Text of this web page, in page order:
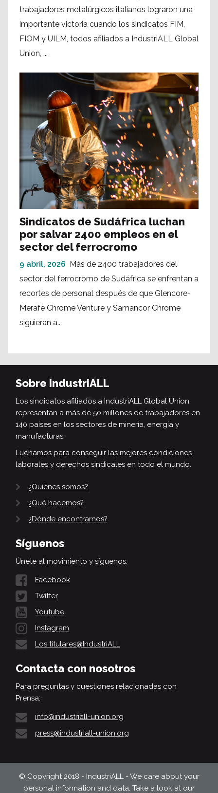
trabajadores metalúrgicos italianos lograron una
importante victoria cuando los sindicatos FIM,
FIOM y UILM, todos afiliados a IndustriALL Global
Union, ...
Sindicatos de Sudáfrica luchan
por salvar 2400 empleos en el
sector del ferrocromo
9 abril, 2026 Más de 2400 trabajadores del
sector del ferrocromo de Sudáfrica se enfrentan a
recortes de personal después de que Glencore-
Merafe Chrome Venture y Samancor Chrome
siguieran a...
Sobre IndustriALL
Los sindicatos afiliados a IndustriALL Global Union
representan a más de 50 millones de trabajadores en
140 países en los sectores de minería, energía y
manufacturas.
Luchamos para conseguir las mejores condiciones
laborales y derechos sindicales en todo el mundo.
¿Quiénes somos?
¿Qué hacemos?
¿Dónde encontrarnos?
Síguenos
Únete al movimiento y síguenos:
Facebook
Twitter
Youtube
Instagram
Los titulares@IndustriALL
Contacta con nosotros
Para preguntas y cuestiones relacionadas con
Prensa:
info@industriall-union.org
press@industriall-union.org
© Copyright 2018 - IndustriALL - We care about your
personal information and data. Take a look at our